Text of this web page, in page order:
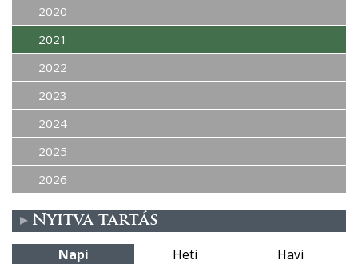
2020
2021
2022
2023
2024
2025
2026
Nyitva tartás
Napi Heti Havi